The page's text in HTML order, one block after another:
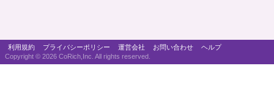
利用規約 プライバシーポリシー 運営会社 お問い合わせ
ヘルプ
Copyright © 2026 CoRich,Inc. All rights reserved.